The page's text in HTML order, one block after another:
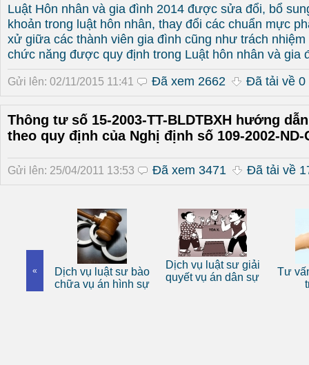
Luật Hôn nhân và gia đình 2014 được sửa đổi, bổ
khoản trong luật hôn nhân, thay đổi các chuẩn mực
xử giữa các thành viên gia đình cũng như trách
chức năng được quy định trong Luật hôn nhân và gia
Gửi lên: 02/11/2015 11:41 Đã xem 2662 Đã tải về 0
Thông tư số 15-2003-TT-BLDTBXH hướng
theo quy định của Nghị định số 109-2002-ND-
Gửi lên: 25/04/2011 13:53 Đã xem 3471 Đã tải về
«
Dịch vụ luật sư bào
chữa vụ án hình sự
Dịch vụ luật sư giải
quyết vụ án dân sự
Tư